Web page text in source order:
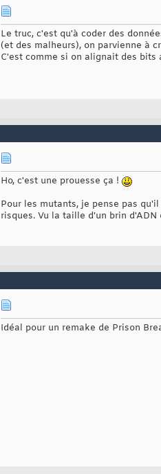
Le truc, c'est qu'à coder des
(et des malheurs), on parvienne à
C'est comme si on alignait des
Ho, c'est une prouesse ça !
Pour les mutants, je pense pas
risques. Vu la taille d'un brin
Idéal pour un remake de Prison